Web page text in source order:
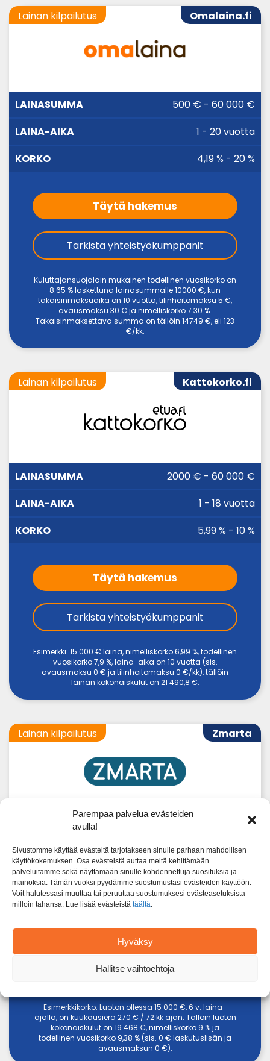
Parempaa palvelua evästeiden
avulla!
Sivustomme käyttää evästeitä tarjotakseen sinulle parhaan mahdollisen
käyttökokemuksen. Osa evästeistä auttaa meitä kehittämään
palveluitamme sekä näyttämään sinulle kohdennettuja suosituksia ja
mainoksia. Tämän vuoksi pyydämme suostumustasi evästeiden käyttöön.
Voit halutessasi muuttaa tai peruuttaa suostumuksesi evästeasetuksista
milloin tahansa. Lue lisää evästeistä täältä.
Hyväksy
Hallitse vaihtoehtoja
Omalaina.fi
Lainan kilpailutus
LAINASUMMA KORKO500 € - 60 000 €
1 - 20 vuotta
4,19 % - 20 %
Täytä hakemus
Tarkista yhteistyökumppanit
Kuluttajansuojalain mukainen todellinen vuosikorko on
8.65 % laskettuna lainasummalle 10000 €, kun
takaisinmaksuaika on 10 vuotta, tilinhoitomaksu 5 €,
avausmaksu 30 € ja nimelliskorko 7.30 %.
Takaisinmaksettava summa on tällöin 14749 €, eli 123
€/kk.
Kattokorko.fi
Lainan kilpailutus
LAINASUMMA KORKO2000 € - 60 000 €
1 - 18 vuotta
5,99 % - 10 %
Täytä hakemus
Tarkista yhteistyökumppanit
Esimerkki: 15 000 € laina, nimelliskorko 6,99 %, todellinen
vuosikorko 7,9 %, laina-aika on 10 vuotta (sis.
avausmaksu 0 € ja tilinhoitomaksu 0 €/kk), tällöin
lainan kokonaiskulut on 21 490,8 €.
Zmarta
Lainan kilpailutus
LAINA-
1 - 15 vuotta
4,5 % - 20 %
Täytä hakemus
Tarkista yhteistyökumppanit
Esimerkkikorko: Luoton ollessa 15 000 €, 6 v. laina-
ajalla, on kuukausierä 270 € / 72 kk ajan. Tällöin luoton
kokonaiskulut on 19 468 €, nimelliskorko 9 % ja
todellinen vuosikorko 9,38 % (sis. 0 € laskutuslisän ja
avausmaksun 0 €).